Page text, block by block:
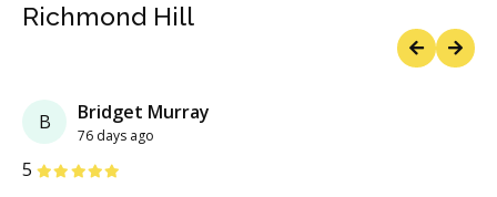
Richmond Hill
B Bridget Murray
76 days ago
5 étoiles
étoiles
étoiles
étoiles
étoiles